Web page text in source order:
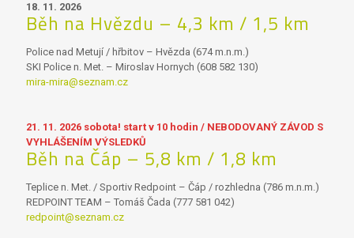
18. 11. 2026
Běh na Hvězdu – 4,3 km / 1,5 km
Police nad Metují / hřbitov – Hvězda (674 m.n.m.)
SKI Police n. Met. – Miroslav Hornych (608 582 130)
mira-mira@seznam.cz
21. 11. 2026 sobota! start v 10 hodin / NEBODOVANÝ ZÁVOD S
VYHLÁŠENÍM VÝSLEDKŮ
Běh na Čáp – 5,8 km / 1,8 km
Teplice n. Met. / Sportiv Redpoint – Čáp / rozhledna (786 m.n.m.)
REDPOINT TEAM – Tomáš Čada (777 581 042)
redpoint@seznam.cz